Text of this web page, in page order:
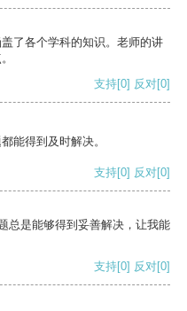
了各个学科的知识。老师的讲
支持[0] 反对[0]
能得到及时解决。
支持[0] 反对[0]
总是能够得到妥善解决，让我能
支持[0] 反对[0]